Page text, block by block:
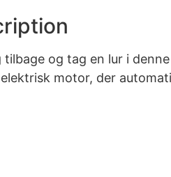
og tag en lur i
motor, der